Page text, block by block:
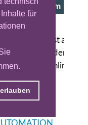
für
Clean Room
adality ist auf
Mit dem
und Online-
und
wur…